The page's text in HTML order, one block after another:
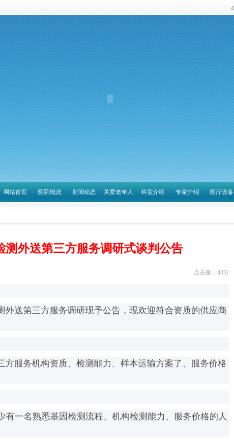
医疗设备
专家介绍
科室介绍
关爱老年人
新闻动态
医院概况
网站首页
测外送第三方服务调研式谈判公告
点击量：4351
外送第三方服务调研现予公告，现欢迎符合资质的供应商
方服务机构资质、检测能力、样本运输方案了、服务价格
有一名熟悉基因检测流程、机构检测能力、服务价格的人